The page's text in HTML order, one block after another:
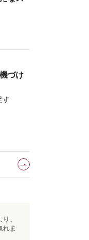
づけ
す
、
れま